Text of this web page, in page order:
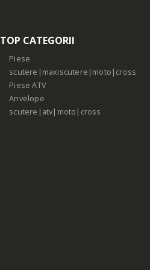
TOP CATEGORII
Piese
scutere|maxiscutere|moto|cross
Piese ATV
Anvelope
scutere|atv|moto|cross